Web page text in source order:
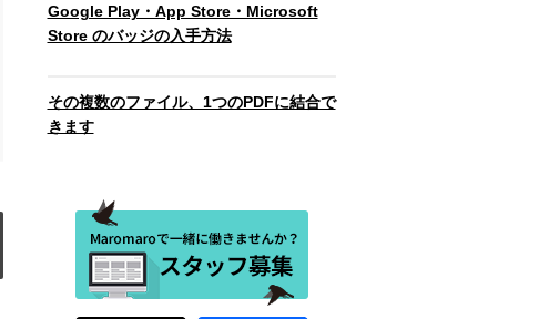
Google Play・App Store・Microsoft
Store のバッジの入手方法
その複数のファイル、1つのPDFに結合で
きます